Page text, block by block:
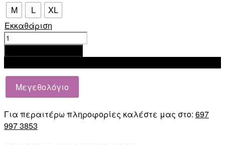
M
L
XL
Εκκαθάριση
DIESEL
UOMO
S-
MACS-
HOOD-
OD
SHIRT
ποσότητα
Μεγεθολόγιο
Για περαιτέρω πληροφορίες καλέστε μας στο: 697
997 3853